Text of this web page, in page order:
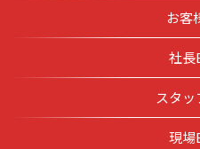
お客
社長
スタッ
現場